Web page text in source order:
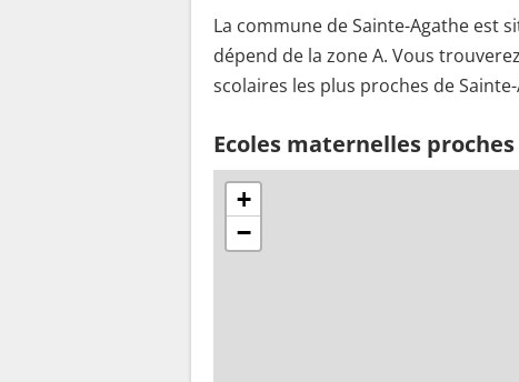
La commune de Sainte-Agathe est
dépend de la zone A. Vous
scolaires les plus proches de
Ecoles maternelles
+
−